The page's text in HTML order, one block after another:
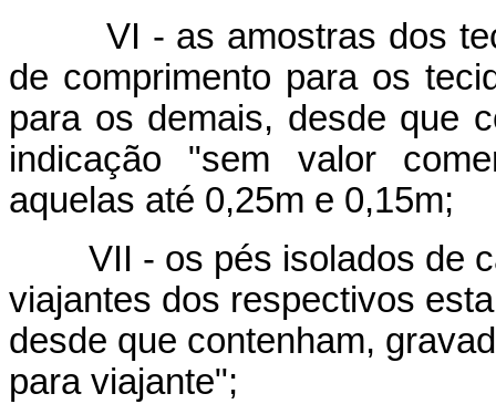
VI - as amostras dos
de comprimento para os
para os demais, desde que
indicação "sem valor
aquelas até 0,25m e 0,15m;
VII - os pés isolados de
viajantes dos respectivos
desde que contenham,
para viajante";